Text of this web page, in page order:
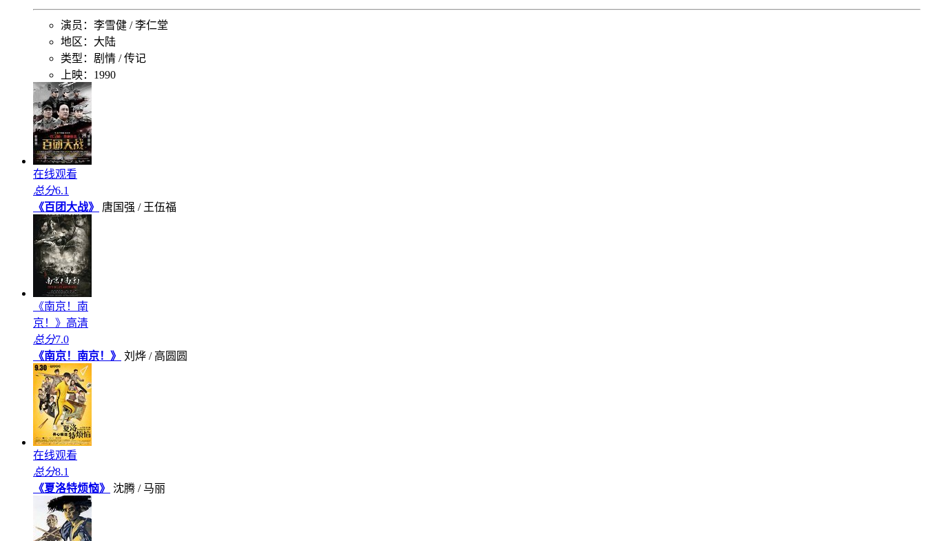
演员： 李雪健 / 李仁堂
地区： 大陆
类型： 剧情 / 传记
上映： 1990
在线观看
总分6.1
《百团大战》
唐国强 / 王伍福
《南京！南
京！》高清
总分7.0
《南京！南京！》
刘烨 / 高圆圆
在线观看
总分8.1
《夏洛特烦恼》
沈腾 / 马丽